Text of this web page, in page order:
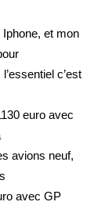
et mon
c’est
euro avec
avions neuf,
avec GP